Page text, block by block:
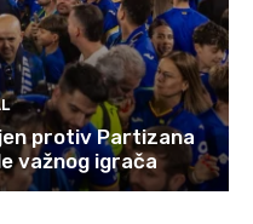
protiv Partizana
važnog igrača